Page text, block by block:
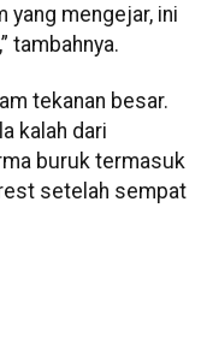
yang mengejar, ini
tambahnya.
tekanan besar.
kalah dari
buruk termasuk
setelah sempat